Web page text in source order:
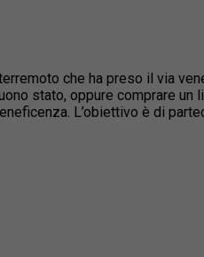
che ha preso il via
stato, oppure comprare un
L’obiettivo è di